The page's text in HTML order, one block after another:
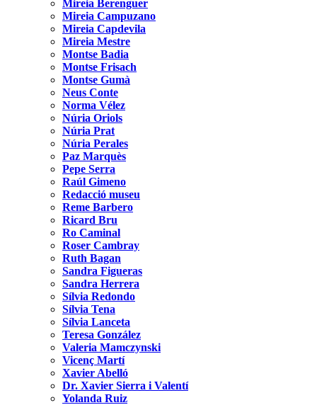
Mireia Berenguer
Mireia Campuzano
Mireia Capdevila
Mireia Mestre
Montse Badia
Montse Frisach
Montse Gumà
Neus Conte
Norma Vélez
Núria Oriols
Núria Prat
Núria Perales
Paz Marquès
Pepe Serra
Raúl Gimeno
Redacció museu
Reme Barbero
Ricard Bru
Ro Caminal
Roser Cambray
Ruth Bagan
Sandra Figueras
Sandra Herrera
Sílvia Redondo
Sílvia Tena
Sílvia Lanceta
Teresa González
Valeria Mamczynski
Vicenç Martí
Xavier Abelló
Dr. Xavier Sierra i Valentí
Yolanda Ruiz